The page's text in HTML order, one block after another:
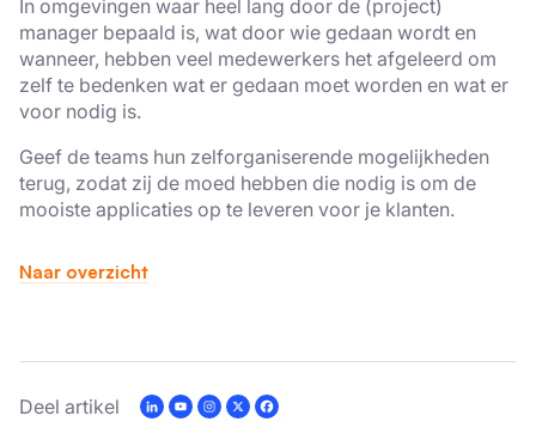
In omgevingen waar heel lang door de (project)
manager bepaald is, wat door wie gedaan wordt en
wanneer, hebben veel medewerkers het afgeleerd om
zelf te bedenken wat er gedaan moet worden en wat er
voor nodig is.
Geef de teams hun zelforganiserende mogelijkheden
terug, zodat zij de moed hebben die nodig is om de
mooiste applicaties op te leveren voor je klanten.
Naar overzicht
Deel artikel
×
Deze website maakt gebruik
van cookies.
We gebruiken cookies om inhoud en
advertenties te personaliseren en om ons
verkeer te analyseren. We delen ook
informatie over uw gebruik van onze site
die deze kunnen combineren met andere
Strikt
noodzakelijk
Prestatie